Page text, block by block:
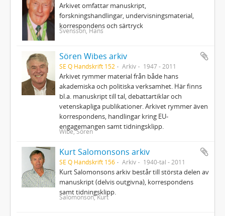
Arkivet omfattar manuskript,
forskningshandlingar, undervisningsmaterial,
korrespondens och särtryck
Svensson, Hans
Sören Wibes arkiv
SE Q Handskrift 152 Arkiv 1947 - 2011
Arkivet rymmer material från både hans
akademiska och politiska verksamhet. Här finns
bl.a. manuskript till tal, debattartiklar och
vetenskapliga publikationer. Arkivet rymmer även
korrespondens, handlingar kring EU-
engagemangen samt tidningsklipp.
Wibe, Sören
Kurt Salomonsons arkiv
SE Q Handskrift 156 Arkiv 1940-tal - 2011
Kurt Salomonsons arkiv består till största delen av
manuskript (delvis outgivna), korrespondens
samt tidningsklipp.
Salomonson, Kurt